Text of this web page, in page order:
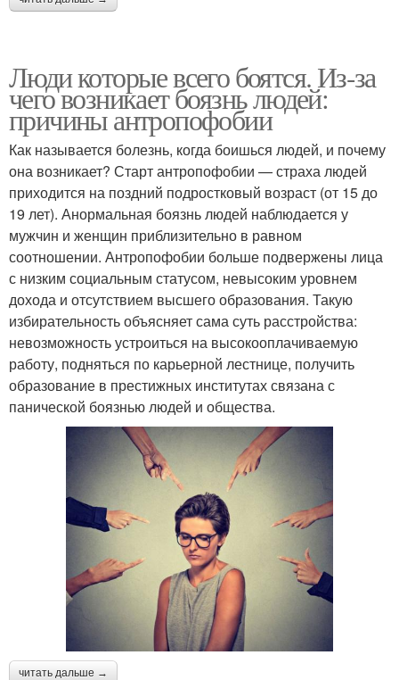
Люди которые всего боятся. Из-за
чего возникает боязнь людей:
причины антропофобии
Как называется болезнь, когда боишься людей, и почему
она возникает? Старт антропофобии — страха людей
приходится на поздний подростковый возраст (от 15 до
19 лет). Анормальная боязнь людей наблюдается у
мужчин и женщин приблизительно в равном
соотношении. Антропофобии больше подвержены лица
с низким социальным статусом, невысоким уровнем
дохода и отсутствием высшего образования. Такую
избирательность объясняет сама суть расстройства:
невозможность устроиться на высокооплачиваемую
работу, подняться по карьерной лестнице, получить
образование в престижных институтах связана с
панической боязнью людей и общества.
читать дальше →